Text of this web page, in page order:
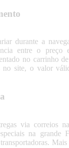
durante a
entre o preço
no carrinho
no site, o valor
via correios
na grande